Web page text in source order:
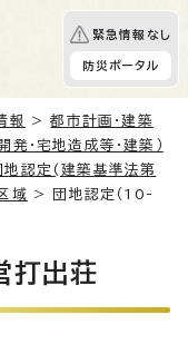
緊急情報なし
防災ポータル
報 >都市計画・建築
発・宅地造成等・建築）
地認定(建築基準法第
域 > 団地認定（10-
打出荘